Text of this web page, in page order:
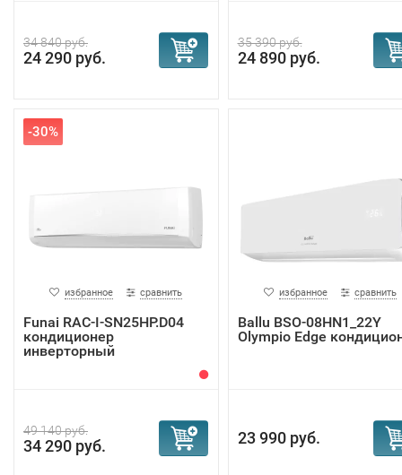
34 840 руб.
24 290 руб.
35 390 руб.
24 890 руб.
-30%
избранное сравнить
Funai RAC-I-SN25HP.D04
кондиционер
инверторный
49 140 руб.
34 290 руб.
избранное сравнить
Ballu BSO-08HN1_22Y
Olympio Edge
23 990 руб.